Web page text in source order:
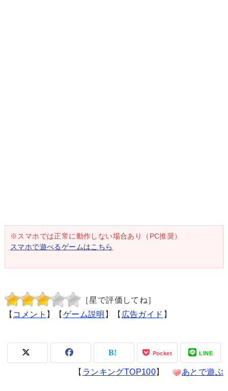
※スマホでは正常に動作しない場合あり（PC推奨）
スマホで遊べるゲームはこちら
［星で評価してね］
【 コメント 】【 ゲーム説明 】【 広告ガイド 】
Pocket LINE
【 ランキングTOP100】 あとで遊ぶ